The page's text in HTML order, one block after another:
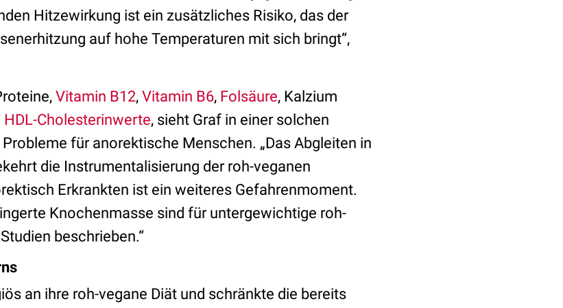
Hitzewirkung ist ein zusätzliches Risiko, das der
auf hohe Temperaturen mit sich bringt“,
Vitamin B12, Vitamin B6, Folsäure, Kalzium
HDL-Cholesterinwerte, sieht Graf in einer solchen
für anorektische Menschen. „Das Abgleiten in
die Instrumentalisierung der roh-veganen
Erkrankten ist ein weiteres Gefahrenmoment.
Knochenmasse sind für untergewichtige roh-
beschrieben.“
an ihre roh-vegane Diät und schränkte die bereits